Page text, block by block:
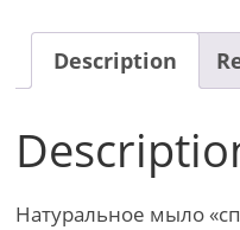
Description
Натуральное мыло